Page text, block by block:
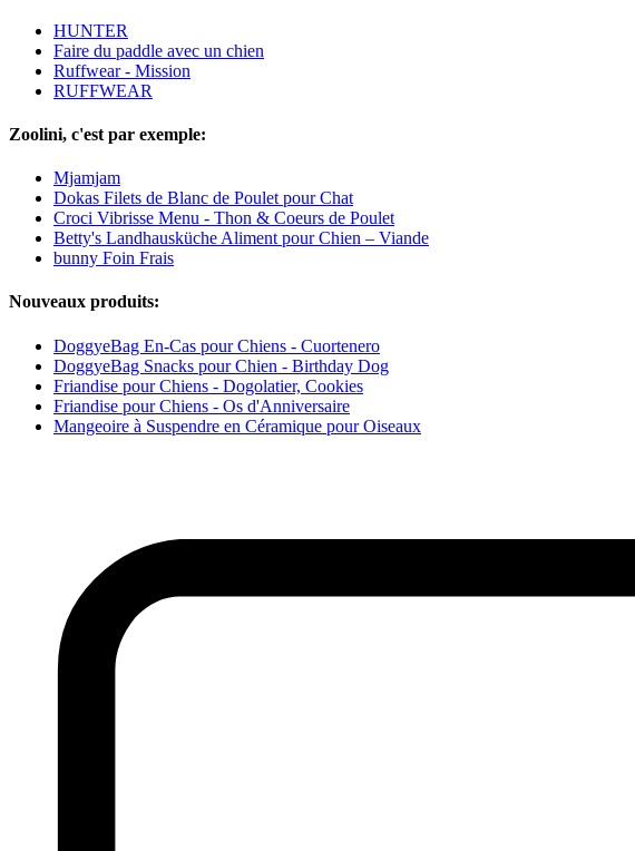
HUNTER
Faire du paddle avec un chien
Ruffwear - Mission
RUFFWEAR
Zoolini, c'est par exemple:
Mjamjam
Dokas Filets de Blanc de Poulet pour Chat
Croci Vibrisse Menu - Thon & Coeurs de Poulet
Betty's Landhausküche Aliment pour Chien – Viande
bunny Foin Frais
Nouveaux produits:
DoggyeBag En-Cas pour Chiens - Cuortenero
DoggyeBag Snacks pour Chien - Birthday Dog
Friandise pour Chiens - Dogolatier, Cookies
Friandise pour Chiens - Os d'Anniversaire
Mangeoire à Suspendre en Céramique pour Oiseaux